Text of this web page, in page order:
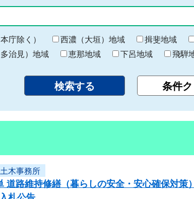
終
わ
り
庁除く） 西濃（大垣）地域 揖斐地域
治見）地域 恵那地域 下呂地域 飛騨
木事務所
道路維持修繕（暮らしの安全・安心確保対